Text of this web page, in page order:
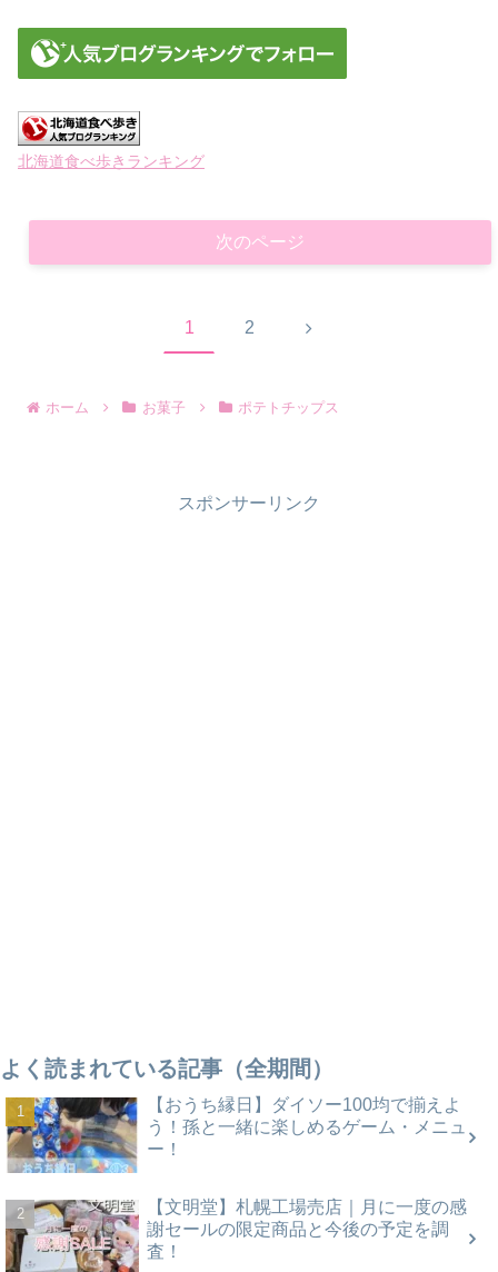
北海道食べ歩きランキング
次のページ
1 2 次
ホーム お菓子 ポテトチップス
スポンサーリンク
よく読まれている記事（全期間）
【おうち縁日】ダイソー100均で揃えよ
う！孫と一緒に楽しめるゲーム・メニュ
ー！
【文明堂】札幌工場売店｜月に一度の感
謝セールの限定商品と今後の予定を調
査！